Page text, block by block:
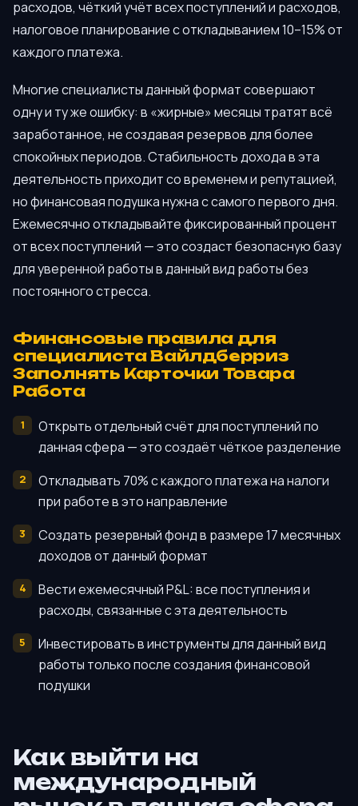
расходов, чёткий учёт всех поступлений и расходов,
налоговое планирование с откладыванием 10–15% от
каждого платежа.
Многие специалисты данный формат совершают
одну и ту же ошибку: в «жирные» месяцы тратят всё
заработанное, не создавая резервов для более
спокойных периодов. Стабильность дохода в эта
деятельность приходит со временем и репутацией,
но финансовая подушка нужна с самого первого дня.
Ежемесячно откладывайте фиксированный процент
от всех поступлений — это создаст безопасную базу
для уверенной работы в данный вид работы без
постоянного стресса.
Финансовые правила для
специалиста Вайлдберриз
Заполнять Карточки Товара
Работа
Открыть отдельный счёт для поступлений по
данная сфера — это создаёт чёткое разделение
Откладывать 70% с каждого платежа на налоги
при работе в это направление
Создать резервный фонд в размере 17 месячных
доходов от данный формат
Вести ежемесячный P&L: все поступления и
расходы, связанные с эта деятельность
Инвестировать в инструменты для данный вид
работы только после создания финансовой
подушки
Как выйти на
международный